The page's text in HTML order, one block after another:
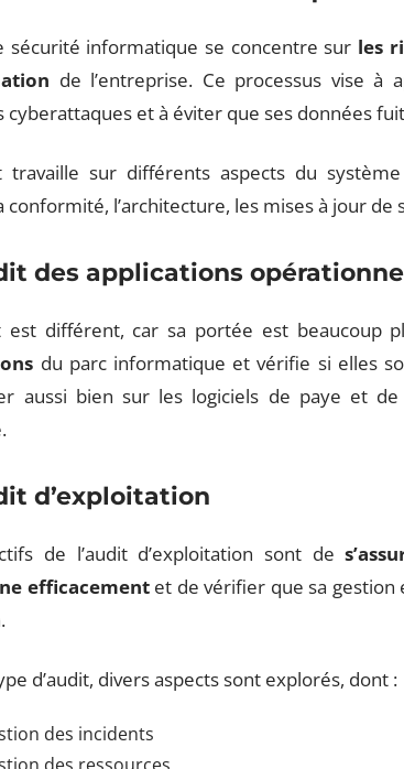
sécurité informatique se concentre sur les
de l’entreprise. Ce processus vise
cyberattaques et à éviter que ses données
travaille sur différents aspects du
conformité, l’architecture, les mises à jour de
des applications
est différent, car sa portée est beaucoup
du parc informatique et vérifie si elles
aussi bien sur les logiciels de paye et
d’exploitation
de l’audit d’exploitation sont de
efficacement et de vérifier que sa
d’audit, divers aspects sont explorés, dont :
des incidents